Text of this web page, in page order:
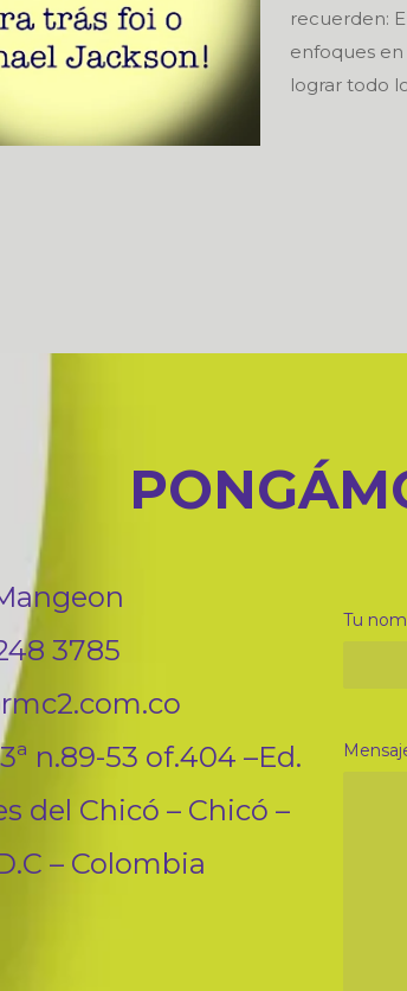
recuerden:
enfoques
lograr todo
3785
n.89-53 of.404 –Ed.
del Chicó – Chicó –
– Colombia
Tu